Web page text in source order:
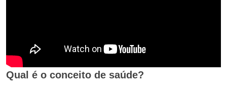
Qual é o conceito de saúde?